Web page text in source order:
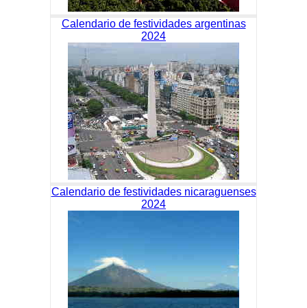
Calendario de festividades argentinas
2024
Calendario de festividades nicaraguenses
2024